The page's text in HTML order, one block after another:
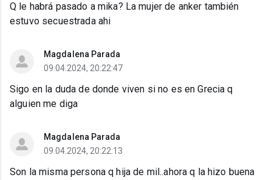
Q le habrá pasado a mika? La mujer de anker también
estuvo secuestrada ahi
Magdalena Parada
09.04.2024, 20:22:47
Sigo en la duda de donde viven si no es en Grecia q
alguien me diga
Magdalena Parada
09.04.2024, 20:22:13
Son la misma persona q hija de mil..ahora q la hizo buena